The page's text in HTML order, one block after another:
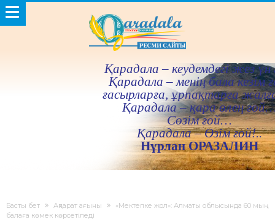
Қарадала – кеудемдегi жез үн
Қарадала – менiң бала кезiм
ғасырларға, ұрпақтарға
Қарадала – қара өлең
Сөзiм ғой…
Қарадала – Өзiм ғой!..
Нұрлан ОРАЗАЛИН
Басты бет Ақпарат ағыны
«Мектепке жол»: Алматы облысында 60 мың
балаға көмек көрсетіледі